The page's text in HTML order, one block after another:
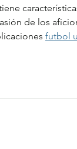
de los
futbol